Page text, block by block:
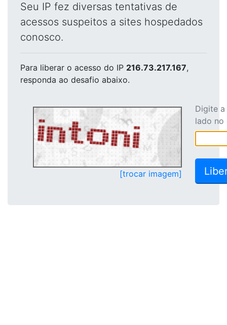
Seu IP fez diversas tentativas de
acessos suspeitos a sites hospedados
conosco.
Para liberar o acesso do IP 216.73.217.167,
responda ao desafio abaixo.
[trocar imagem]
Digite
lado no